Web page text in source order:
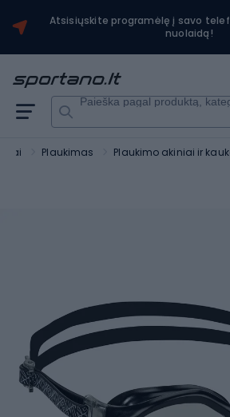
Atsisiųskite programėlę į savo
nuolaidą!
Paieška pagal produktą,
Plaukimas Plaukimo akiniai ir